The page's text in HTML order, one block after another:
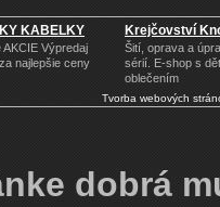
KABELKY
AKCIE Výpredaj
najlepšie ceny
Krejčovství
Šití, oprava a
sérií. E-shop s
oblečením
Tvorba webových
dobrá